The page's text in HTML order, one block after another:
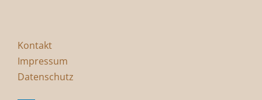
Kontakt
Impressum
Datenschutz